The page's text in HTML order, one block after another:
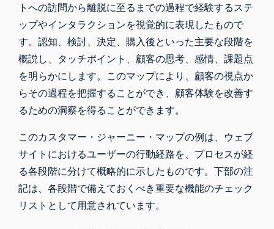
トへの訪問から離脱に至るまでの過程で経験するステ
ップやインタラクションを視覚的に表現したもので
す。認知、検討、決定、購入後といった主要な段階を
概説し、タッチポイント、顧客の思考、感情、課題点
を明らかにします。このマップにより、顧客の視点か
らその過程を把握することができ、顧客体験を改善す
るための洞察を得ることができます。
このカスタマー・ジャーニー・マップの例は、ウェブ
サイトにおけるユーザーの行動経路を、プロセスが経
る各段階に分けて概略的に示したものです。下部の注
記は、各段階で備えておくべき重要な機能のチェック
リストとして用意されています。